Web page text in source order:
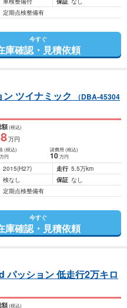
定期点検整備有
今すぐ
庫確認・見積依頼
ツイナミック
（DBA-45304
額(税込)
万円
(税込)
万円
諸費用 (税込)
10 万円
2015(H27) 走行 5.5万km
検なし 保証 なし
定期点検整備有
今すぐ
庫確認・見積依頼
パッション 低走行2万キロ
額(税込)